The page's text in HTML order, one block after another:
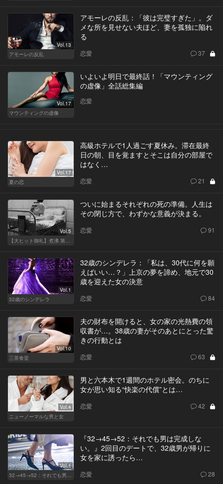
Vol.13
アモーレの反乱
アモーレの反乱：「彼は完璧すぎた」。ダ
メな所を見せない夫ほど、妻を孤独に陥れ
る
恋愛 37
Vol.17
マウンティングの虚像
いよいよ明日で最終話！「マウンティング
の虚像」全話総集編
恋愛
Vol.17
夏の恋
高級ホテルで1人過ごす夏休み。滞在最終
日の朝、目を覚ますとそこは自分の部屋で
はなく…
恋愛 21
Vol.5
【大ヒット御礼】煮沸 第二章
ついに始まるそれぞれの死の準備。人生は
その閉じ方で、わずかな意義が決まる。
恋愛 91
Vol.1
32歳のシンデレラ
32歳のシンデレラ：「私は、30代に何を願
えばいい…？」上京の夢を諦め、地元で30
歳を迎えた女の決意
恋愛 84
Vol.10
三茶食堂
夫の財布を開けると、女の家の光熱費の領
収書が…。38歳の妻がそのあとにとった驚
きの行動とは
恋愛 63
Vol.4
ニューノーマルな男と女
男と六本木で1週間のホテル密会。のちに
女が思い知る“快楽の代償”とは…
恋愛 42
Vol.1
32→45→52：それでも男は完成しない。
『32→45→52：それでも男は完成しな
い。』2回目のデートで、32歳男が帰りに
女を家に誘ったら…
恋愛 28